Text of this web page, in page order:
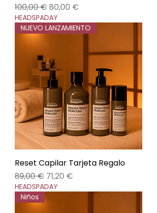
Precio
100,00 €Precio de oferta
80,00 €
HEADSPADAY
NUEVO LANZAMIENTO
Reset Capilar Tarjeta Regalo
Precio
89,00 € Precio de oferta
71,20 €
HEADSPADAY
Niños